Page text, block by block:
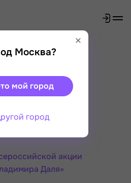
область
Москва?
мой город
город